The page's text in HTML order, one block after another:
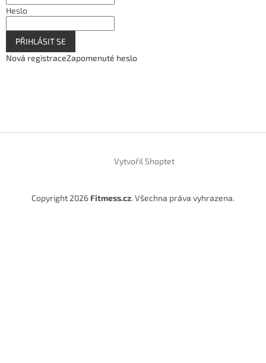
Heslo
PŘIHLÁSIT SE
Nová registraceZapomenuté heslo
Vytvořil Shoptet
Copyright 2026 Fitmess.cz. Všechna práva vyhrazena.